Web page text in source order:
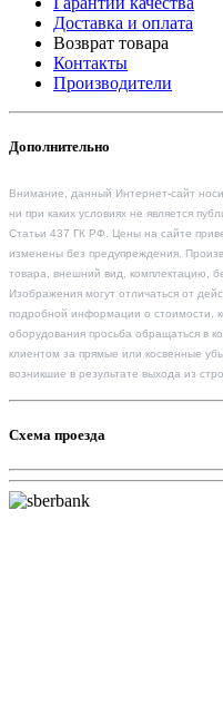
Доставка и оплата
Возврат товара
Контакты
Производители
Дополнительно
Внимание, данный Интернет-сайт
ни при каких условиях не является
Статьи 437 ГК РФ. Цены на сайте
изменены без предупреждения.
товара, внешний вид, комплектацию,
Изображения могут отличаться от
подробной информации о стоимости,
оборудования просьба обращаться в
клиентом за прямые или косвенные
возникшие в результате выхода из
Схема проезда